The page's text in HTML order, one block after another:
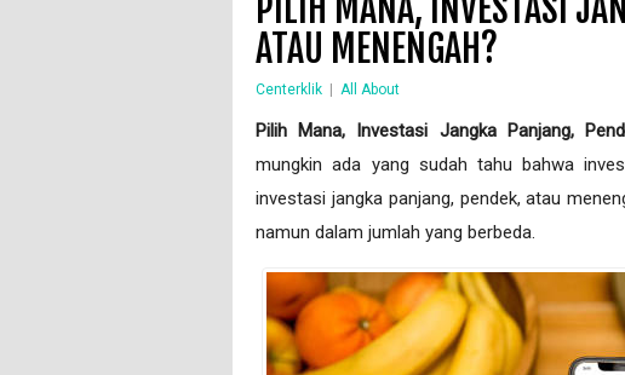
ATAU MENENGAH?
Centerklik | All About
Pilih Mana, Investasi Jangka Panjang,
mungkin ada yang sudah tahu bahwa
investasi jangka panjang, pendek, atau
namun dalam jumlah yang berbeda.